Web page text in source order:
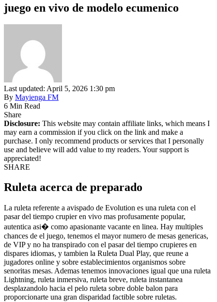
juego en vivo de modelo ecumenico
Last updated: April 5, 2026 1:30 pm
By Mayienga FM
6 Min Read
Share
Disclosure: This website may contain affiliate links, which means I
may earn a commission if you click on the link and make a
purchase. I only recommend products or services that I personally
use and believe will add value to my readers. Your support is
appreciated!
SHARE
Ruleta acerca de preparado
La ruleta referente a avispado de Evolution es una ruleta con el
pasar del tiempo crupier en vivo mas profusamente popular,
autentica asi� como apasionante vacante en linea. Hay multiples
chances de el juego, tenemos el mayor numero de mesas genericas,
de VIP y no ha transpirado con el pasar del tiempo crupieres en
dispares idiomas, y tambien la Ruleta Dual Play, que reune a
jugadores online y sobre establecimientos organismos sobre
senoritas mesas. Ademas tenemos innovaciones igual que una ruleta
Lightning, ruleta inmersiva, ruleta breve, ruleta instantanea
desplazandolo hacia el pelo ruleta sobre doble balon para
proporcionarte una gran disparidad factible sobre ruletas.